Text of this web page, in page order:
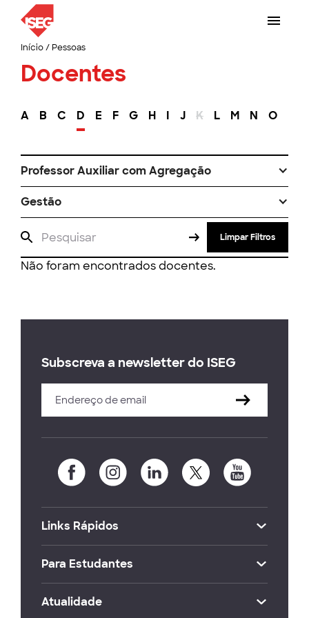
Início/ Pessoas
Docentes
A B C D E F G H I J K L M N O
Professor Auxiliar com Agregação
Gestão
Limpar Filtros
Não foram encontrados docentes.
Subscreva a newsletter do ISEG
Links Rápidos
Para Estudantes
Atualidade